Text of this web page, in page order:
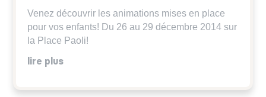
Venez découvrir les animations mises en place
pour vos enfants! Du 26 au 29 décembre 2014 sur
la Place Paoli!
lire plus